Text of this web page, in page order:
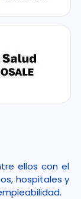
ellos con el
hospitales y